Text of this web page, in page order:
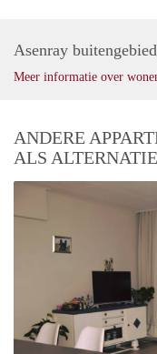
Asenray
Meer informatie over
ANDERE
ALS